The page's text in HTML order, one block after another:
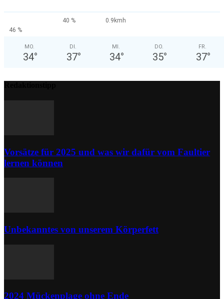
40 %
0.9kmh
46 %
MO.
34°
DI.
37°
MI.
34°
DO.
35°
FR.
37°
Vorsätze für 2025 und was wir dafür vom Faultier
lernen können
Unbekanntes von unserem Körperfett
2024 Mückenplage ohne Ende